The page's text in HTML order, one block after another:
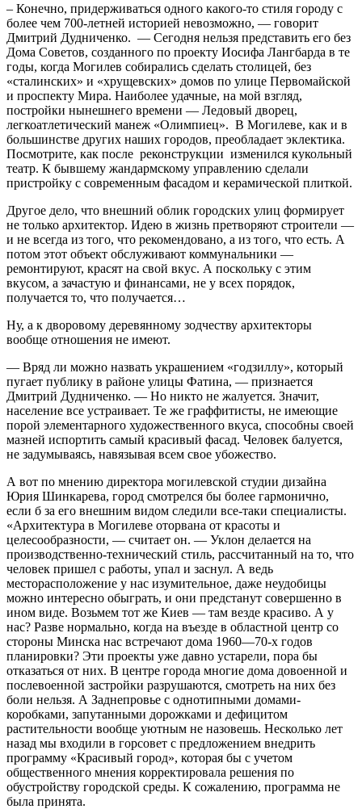
– Конечно, придерживаться одного какого-то стиля городу с
более чем 700-летней историей невозможно, — говорит
Дмитрий Дудниченко. — Сегодня нельзя представить его без
Дома Советов, созданного по проекту Иосифа Лангбарда в те
годы, когда Могилев собирались сделать столицей, без
«сталинских» и «хрущевских» домов по улице Первомайской
и проспекту Мира. Наиболее удачные, на мой взгляд,
постройки нынешнего времени — Ледовый дворец,
легкоатлетический манеж «Олимпиец». В Могилеве, как и в
большинстве других наших городов, преобладает эклектика.
Посмотрите, как после реконструкции изменился кукольный
театр. К бывшему жандармскому управлению сделали
пристройку с современным фасадом и керамической плиткой.
Другое дело, что внешний облик городских улиц формирует
не только архитектор. Идею в жизнь претворяют строители —
и не всегда из того, что рекомендовано, а из того, что есть. А
потом этот объект обслуживают коммунальники —
ремонтируют, красят на свой вкус. А поскольку с этим
вкусом, а зачастую и финансами, не у всех порядок,
получается то, что получается…
Ну, а к дворовому деревянному зодчеству архитекторы
вообще отношения не имеют.
— Вряд ли можно назвать украшением «годзиллу», который
пугает публику в районе улицы Фатина, — признается
Дмитрий Дудниченко. — Но никто не жалуется. Значит,
население все устраивает. Те же граффитисты, не имеющие
порой элементарного художественного вкуса, способны своей
мазней испортить самый красивый фасад. Человек балуется,
не задумываясь, навязывая всем свое убожество.
А вот по мнению директора могилевской студии дизайна
Юрия Шинкарева, город смотрелся бы более гармонично,
если б за его внешним видом следили все-таки специалисты.
«Архитектура в Могилеве оторвана от красоты и
целесообразности, — считает он. — Уклон делается на
производственно-технический стиль, рассчитанный на то, что
человек пришел с работы, упал и заснул. А ведь
месторасположение у нас изумительное, даже неудобицы
можно интересно обыграть, и они предстанут совершенно в
ином виде. Возьмем тот же Киев — там везде красиво. А у
нас? Разве нормально, когда на въезде в областной центр со
стороны Минска нас встречают дома 1960—70-х годов
планировки? Эти проекты уже давно устарели, пора бы
отказаться от них. В центре города многие дома довоенной и
послевоенной застройки разрушаются, смотреть на них без
боли нельзя. А Заднепровье с однотипными домами-
коробками, запутанными дорожками и дефицитом
растительности вообще уютным не назовешь. Несколько лет
назад мы входили в горсовет с предложением внедрить
программу «Красивый город», которая бы с учетом
общественного мнения корректировала решения по
обустройству городской среды. К сожалению, программа не
была принята.